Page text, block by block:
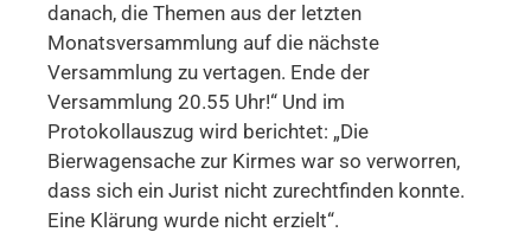
danach, die Themen aus der letzten
Monatsversammlung auf die nächste
Versammlung zu vertagen. Ende der
Versammlung 20.55 Uhr!“ Und im
Protokollauszug wird berichtet: „Die
Bierwagensache zur Kirmes war so verworren,
dass sich ein Jurist nicht zurechtfinden konnte.
Eine Klärung wurde nicht erzielt“.